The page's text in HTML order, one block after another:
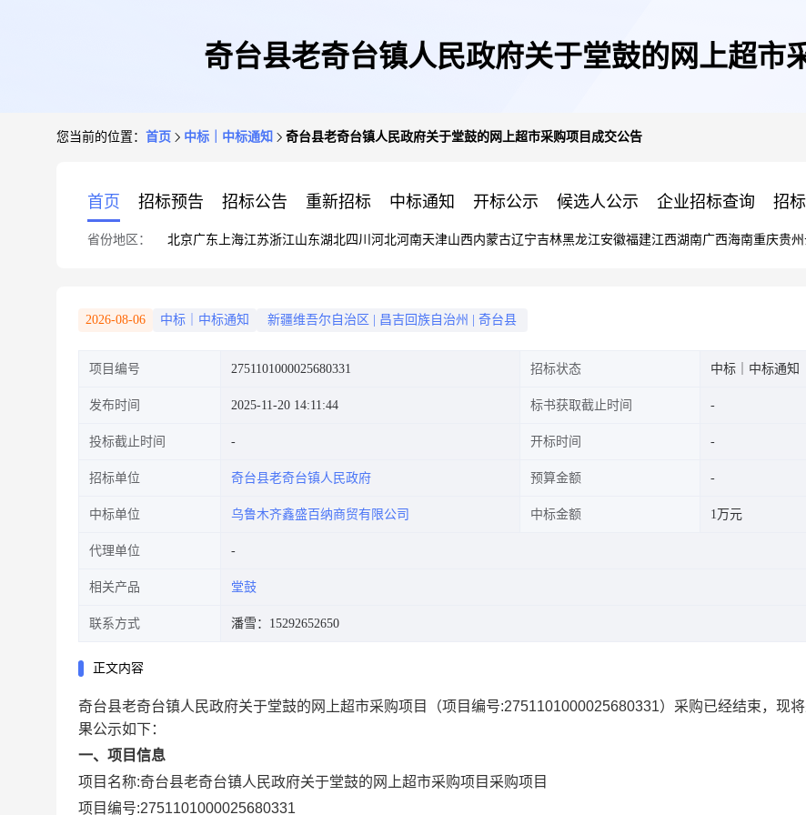
奇台县老奇台镇人民政府关于堂鼓的网上超市
您当前的位置： 首页 中标｜中标通知 奇台县老奇台镇人民政府关于堂鼓的网上超市采购项目成交公告
首页 招标预告 招标公告 重新招标 中标通知 开标公示 候选人公示 企业招标查询 招
省份地区： 北京广东 上海江苏浙江山东湖北四川 河北河南天津山西内蒙古辽宁吉林黑龙江安徽福建江西湖南广西海南重庆贵州
2026-08-06 中标｜中标通知 新疆维吾尔自治区 昌吉回族自治州 奇台县
项目编号 2751101000025680331 招标状态 中标｜中标通知
发布时间 2025-11-20 14:11:44 标书获取截止时间
投标截止时间 开标时间
招标单位 奇台县老奇台镇人民政府 预算金额
中标单位 乌鲁木齐鑫盛百纳商贸有限公司 中标金额 1万元
代理单位
相关产品 堂鼓
联系方式 潘雪：15292652650
正文内容
奇台县老奇台镇人民政府关于堂鼓的网上超市采购项目 （项目编号:2751101000025680331）采购已经结束，现
果公示如下：
一、项目信息
项目名称:奇台县老奇台镇人民政府关于堂鼓的网上超市采购项目 采购项目
项目编号:2751101000025680331